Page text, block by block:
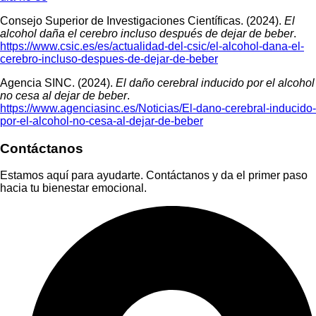
Consejo Superior de Investigaciones Científicas. (2024). El
alcohol daña el cerebro incluso después de dejar de beber.
https://www.csic.es/es/actualidad-del-csic/el-alcohol-dana-el-
cerebro-incluso-despues-de-dejar-de-beber
Agencia SINC. (2024). El daño cerebral inducido por el alcohol
no cesa al dejar de beber.
https://www.agenciasinc.es/Noticias/El-dano-cerebral-inducido-
por-el-alcohol-no-cesa-al-dejar-de-beber
Contáctanos
Estamos aquí para ayudarte. Contáctanos y da el primer paso
hacia tu bienestar emocional.